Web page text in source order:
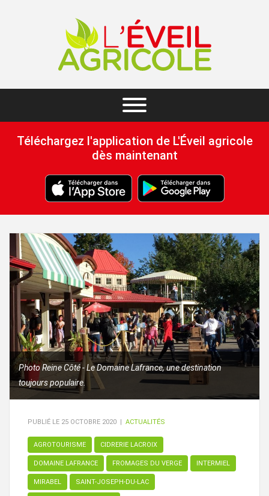
Téléchargez l'application de L'Éveil agricole
dès maintenant
Photo Reine Côté - Le Domaine Lafrance, une destination
toujours populaire.
PUBLIÉ LE 25 OCTOBRE 2020 ACTUALITÉS
AGROTOURISME CIDRERIE LACROIX
DOMAINE LAFRANCE FROMAGES DU VERGE INTERMIEL
MIRABEL SAINT-JOSEPH-DU-LAC